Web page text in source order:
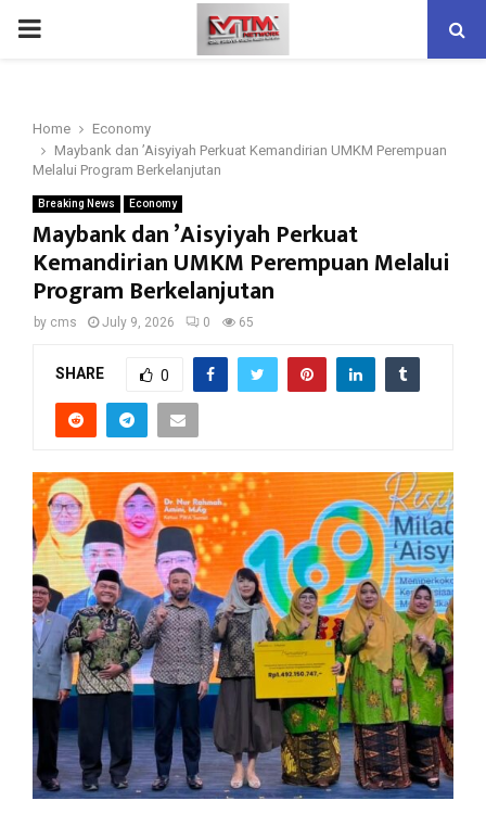
PRIMARY
Home
Economy
Maybank dan ’Aisyiyah Perkuat Kemandirian UMKM Perempuan
Melalui Program Berkelanjutan
Breaking News Economy
Maybank dan ’Aisyiyah Perkuat
Kemandirian UMKM Perempuan Melalui
Program Berkelanjutan
by cms July 9, 2026 0 65
SHARE 0